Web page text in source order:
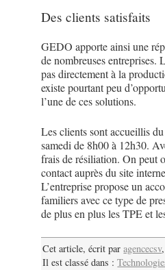
Des clients satisfaits
GEDO apporte ainsi une
de nombreuses
pas directement à la
existe pourtant peu
l’une de ces solutions.
Les clients sont accueillis
samedi de 8h00 à 12h30.
frais de résiliation. On peut
contact auprès du site
L’entreprise propose un
familiers avec ce type de
de plus en plus les TPE et
Cet article, écrit paragencecsv
Il est classé dans :